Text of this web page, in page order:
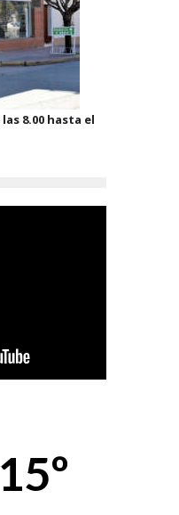
8.00 hasta el
15º